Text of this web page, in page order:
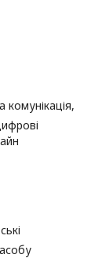
комунікація,